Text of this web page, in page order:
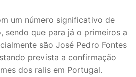
um número significativo de
sendo que para já o primeiros a
são José Pedro Fontes
prevista a confirmação
dos ralis em Portugal.